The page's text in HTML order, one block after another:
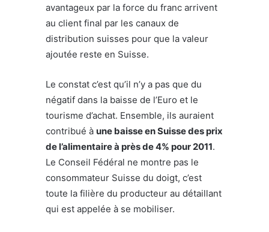
avantageux par la force du franc arrivent
au client final par les canaux de
distribution suisses pour que la valeur
ajoutée reste en Suisse.
Le constat c’est qu’il n’y a pas que du
négatif dans la baisse de l’Euro et le
tourisme d’achat. Ensemble, ils auraient
contribué à une baisse en Suisse des prix
de l’alimentaire à près de 4% pour 2011.
Le Conseil Fédéral ne montre pas le
consommateur Suisse du doigt, c’est
toute la filière du producteur au détaillant
qui est appelée à se mobiliser.